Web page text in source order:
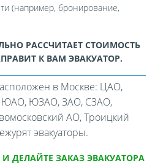
(например, бронирование,
РАССЧИТАЕТ СТОИМОСТЬ
К ВАМ ЭВАКУАТОР.
в Москве: ЦАО,
ЮЗАО, ЗАО, СЗАО,
АО, Троицкий
эвакуаторы.
ДЕЛАЙТЕ ЗАКАЗ ЭВАКУАТОРА